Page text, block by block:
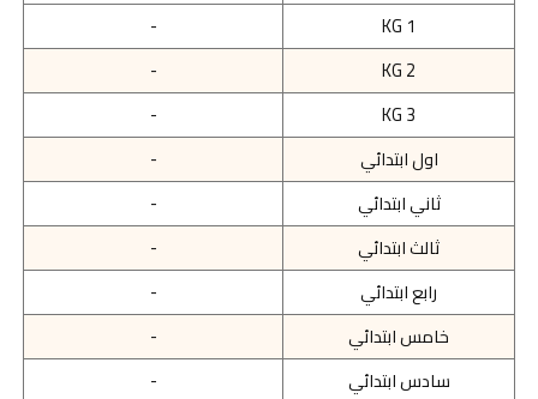
KG 1
-
KG 2
-
KG 3
-
اول ابتدائي
-
ثاني ابتدائي
-
ثالث ابتدائي
-
رابع ابتدائي
-
خامس ابتدائي
-
سادس ابتدائي
-